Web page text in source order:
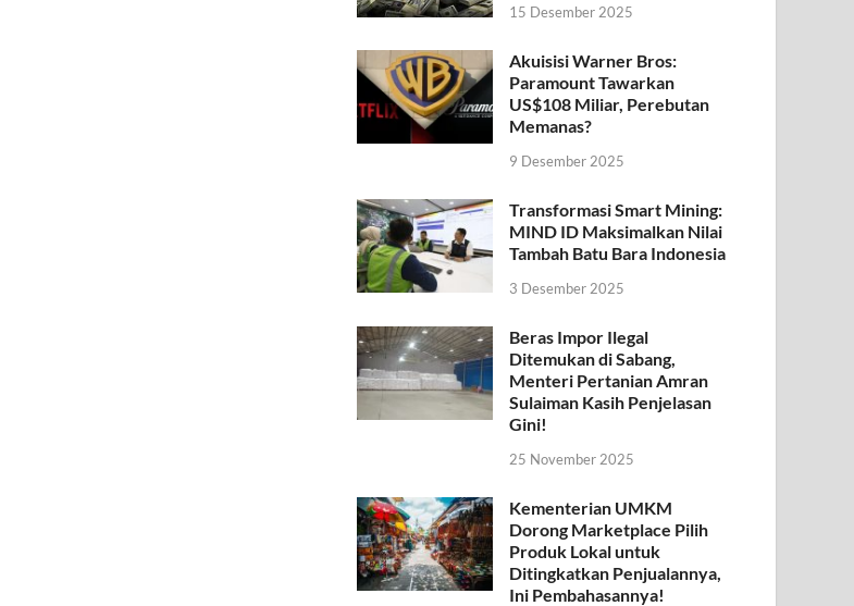
15 Desember 2025
Akuisisi Warner Bros:
Paramount Tawarkan
US$108 Miliar, Perebutan
Memanas?
9 Desember 2025
Transformasi Smart Mining:
MIND ID Maksimalkan Nilai
Tambah Batu Bara Indonesia
3 Desember 2025
Beras Impor Ilegal
Ditemukan di Sabang,
Menteri Pertanian Amran
Sulaiman Kasih Penjelasan
Gini!
25 November 2025
Kementerian UMKM
Dorong Marketplace Pilih
Produk Lokal untuk
Ditingkatkan Penjualannya,
Ini Pembahasannya!